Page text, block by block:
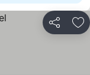
Del